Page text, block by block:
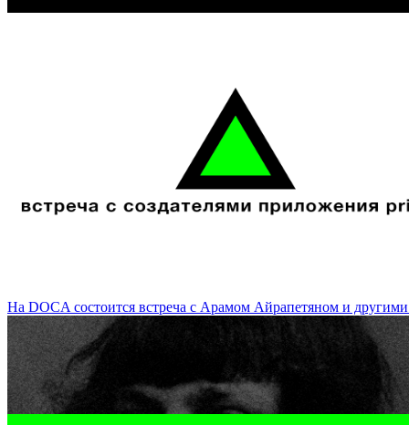
«Место преступления» часть 2 от арт-центра
На DOCA состоится встреча с Арамом Айрапетяном и